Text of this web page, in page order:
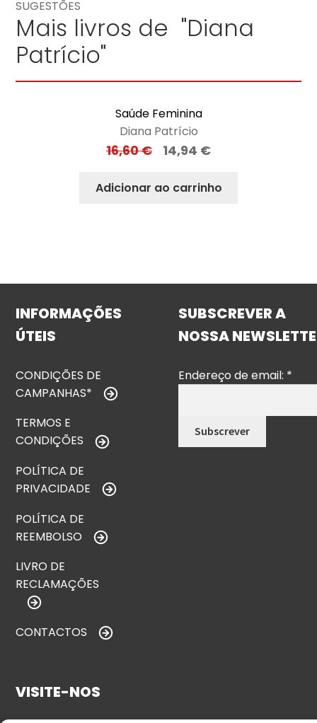
SUGESTÕES
Mais livros de "Diana
Patrício"
Saúde Feminina
Diana Patrício
16,60€ 14,94 €
Adicionar ao carrinho
INFORMAÇÕES
ÚTEIS
CONDIÇÕES DE
CAMPANHAS*
TERMOS E
CONDIÇÕES
POLÍTICA DE
PRIVACIDADE
POLÍTICA DE
REEMBOLSO
LIVRO DE
RECLAMAÇÕES
CONTACTOS
SUBSCREVER A
NOSSA
Endereço de email: *
VISITE-NOS